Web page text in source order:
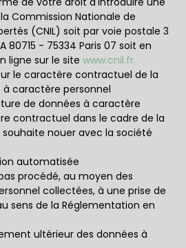
Commission Nationale de
(CNIL) soit par voie postale 3
80715 - 75334 Paris 07 soit en
ligne sur le site www.cnil.fr.
le caractère contractuel de la
caractère personnel
de données à caractère
contractuel dans le cadre de la
nouer avec la société
automatisée
procédé, au moyen des
collectées, à une prise de
sens de la Réglementation en
ultérieur des données à